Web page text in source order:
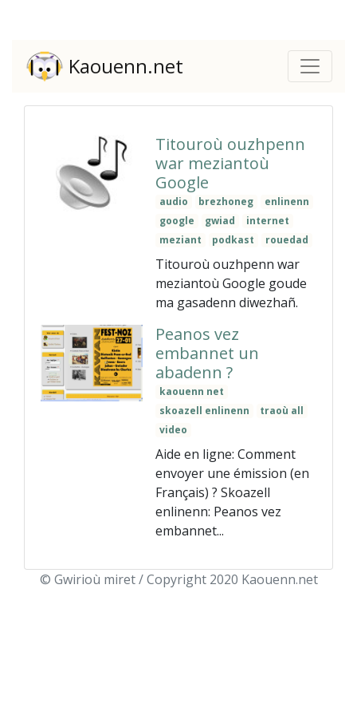
Kaouenn.net
Titouroù ouzhpenn
war meziantoù
Google
audio brezhoneg
enlinenn
google
gwiad
internet
meziant
podkast rouedad
Titouroù ouzhpenn war
meziantoù Google goude
ma gasadenn diwezhañ.
Peanos vez
embannet un
abadenn ?
kaouenn net
skoazell enlinenn
traoù all
video
Aide en ligne: Comment
envoyer une émission (en
Français) ? Skoazell
enlinenn: Peanos vez
embannet...
© Gwirioù miret / Copyright 2020 Kaouenn.net